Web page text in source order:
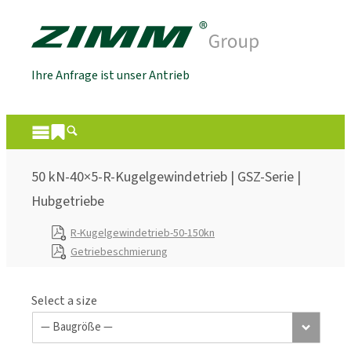
Ihre Anfrage ist unser Antrieb
50 kN-40×5-R-Kugelgewindetrieb | GSZ-Serie |
Hubgetriebe
R-Kugelgewindetrieb-50-150kn
Getriebeschmierung
Select a size